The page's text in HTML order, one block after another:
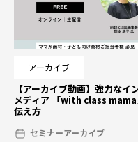
アーカイブ
【アーカイブ動画】強力な
メディア 「with class mama
伝え方
セミナーアーカイブ